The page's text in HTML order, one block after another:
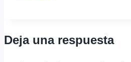
marketing
Deja una respuesta